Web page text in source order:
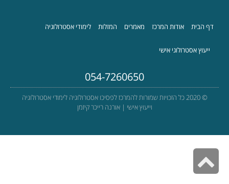
דף הבית אודות המרכז מאמרים המזלות לימודי אסטרולוגיה
ייעוץ אסטרולוגי אישי
054-7260650
© 2020 כל הזכויות שמורות להמרכז לפסיכו אסטרולוגיה לימודי אסטרולוגיה
וייעוץ אישי | אורנה רייכר קיזמן
גלילה
לראש